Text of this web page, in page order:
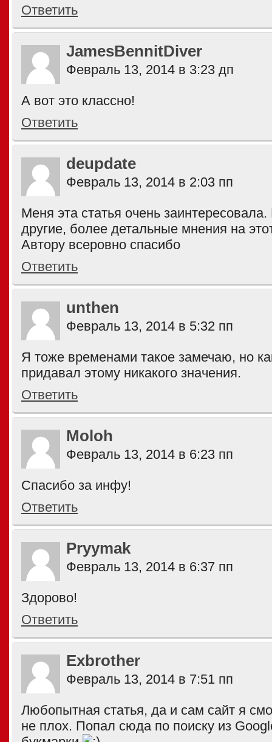
Ответить
JamesBennitDiver
Февраль 13, 2014 в 3:23 дп
А вот это классно!
Ответить
deupdate
Февраль 13, 2014 в 2:03 пп
Меня эта статья очень
другие, более детальные мнения на
Автору всеровно спасибо
Ответить
unthen
Февраль 13, 2014 в 5:32 пп
Я тоже временами такое замечаю, но
придавал этому никакого значения.
Ответить
Moloh
Февраль 13, 2014 в 6:23 пп
Спасибо за инфу!
Ответить
Pryymak
Февраль 13, 2014 в 6:37 пп
Здорово!
Ответить
Exbrother
Февраль 13, 2014 в 7:51 пп
Любопытная статья, да и сам сайт я
не плох. Попал сюда по поиску из